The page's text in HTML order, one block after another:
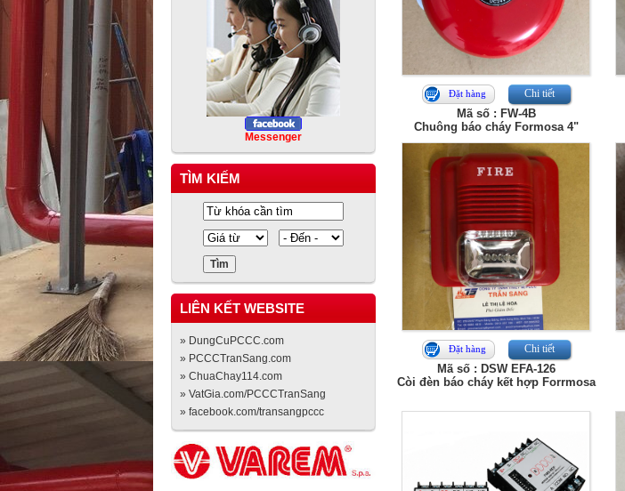
Messenger
TÌM KIẾM
LIÊN KẾT WEBSITE
» DungCuPCCC.com
» PCCCTranSang.com
» ChuaChay114.com
» VatGia.com/PCCCTranSang
» facebook.com/transangpccc
Đặt hàng Chi tiết
Mã số : FW-4B
Chuông báo cháy Formosa 4"
Đặt hàng Chi tiết
Mã số : DSW EFA-126
Còi đèn báo cháy kết hợp Forrmosa